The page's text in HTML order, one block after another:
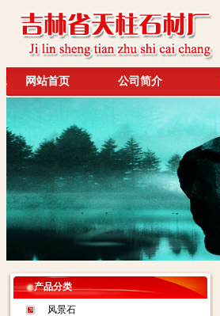
网站首页 公司简介
产品分类
风景石